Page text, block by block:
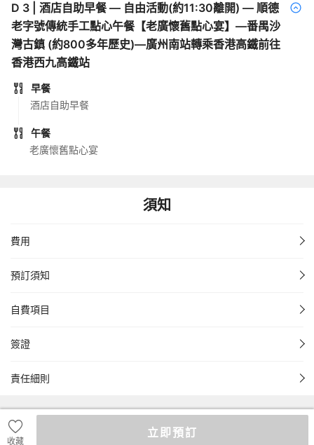
D 3
酒店自助早餐 — 自由活動(約11:30離開) — 順德
老字號傳統手工點心午餐【老廣懷舊點心宴】—番禺沙
灣古鎮 (約800多年歷史)—廣州南站轉乘香港高鐵前往
香港西九高鐵站
早餐
酒店自助早餐
午餐
老廣懷舊點心宴
須知
費用
預訂須知
自費項目
簽證
責任細則
收藏
立即預訂